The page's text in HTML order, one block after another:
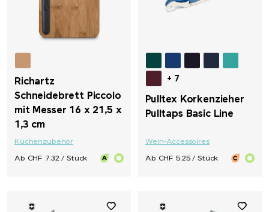
Richartz
Schneidebrett Piccolo
mit Messer 16 x 21,5 x
1,3 cm
Küchenzubehör
Ab CHF 7.32 / Stück
+ 7
Pulltex Korkenzieher
Pulltaps Basic Line
Wein-Accessoires
Ab CHF 5.25 / Stück